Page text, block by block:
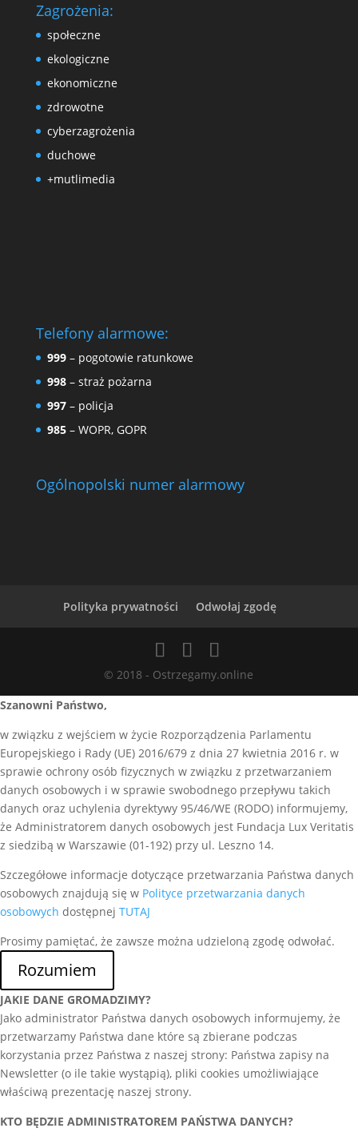
Zagrożenia:
społeczne
ekologiczne
ekonomiczne
zdrowotne
cyberzagrożenia
duchowe
+mutlimedia
Telefony alarmowe:
999– pogotowie ratunkowe
998– straż pożarna
997– policja
985– WOPR, GOPR
Ogólnopolski numer alarmowy
Polityka prywatności Odwołaj zgodę
© 2018 - Ostrzegamy.online
Szanowni Państwo,
w związku z wejściem w życie Rozporządzenia Parlamentu
Europejskiego i Rady (UE) 2016/679 z dnia 27 kwietnia 2016 r. w
sprawie ochrony osób fizycznych w związku z przetwarzaniem
danych osobowych i w sprawie swobodnego przepływu takich
danych oraz uchylenia dyrektywy 95/46/WE (RODO) informujemy,
że Administratorem danych osobowych jest Fundacja Lux Veritatis
z siedzibą w Warszawie (01-192) przy ul. Leszno 14.
Szczegółowe informacje dotyczące przetwarzania Państwa danych
osobowych znajdują się w Polityce przetwarzania danych
osobowych dostępnej TUTAJ
Prosimy pamiętać, że zawsze można udzieloną zgodę odwołać.
Rozumiem
JAKIE DANE GROMADZIMY?
Jako administrator Państwa danych osobowych informujemy, że
przetwarzamy Państwa dane które są zbierane podczas
korzystania przez Państwa z naszej strony: Państwa zapisy na
Newsletter (o ile takie wystąpią), pliki cookies umożliwiające
właściwą prezentację naszej strony.
KTO BĘDZIE ADMINISTRATOREM PAŃSTWA DANYCH?